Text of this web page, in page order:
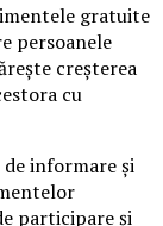
gratuite
persoanele
creșterea
cu
informare și
participare și